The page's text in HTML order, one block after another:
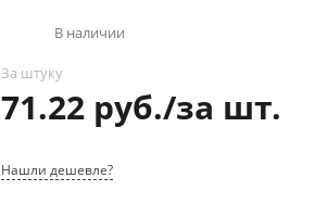
В наличии
За штуку
71.22 руб./за шт.
Нашли дешевле?